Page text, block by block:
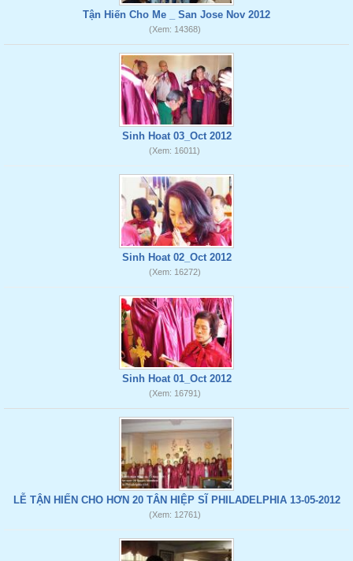
Tận Hiến Cho Me _ San Jose Nov 2012
(Xem: 14368)
Sinh Hoat 03_Oct 2012
(Xem: 16011)
Sinh Hoat 02_Oct 2012
(Xem: 16272)
Sinh Hoat 01_Oct 2012
(Xem: 16791)
LỄ TẬN HIẾN CHO HƠN 20 TÂN HIỆP SĨ PHILADELPHIA 13-05-2012
(Xem: 12761)